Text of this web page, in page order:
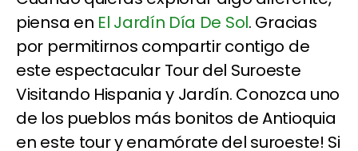
piensa en El Jardín Día De Sol. Gracias
por permitirnos compartir contigo de
este espectacular Tour del Suroeste
Visitando Hispania y Jardín. Conozca uno
de los pueblos más bonitos de Antioquia
en este tour y enamórate del suroeste! Si